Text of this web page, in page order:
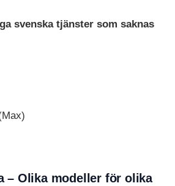
svenska tjänster som saknas
– Olika modeller för olika